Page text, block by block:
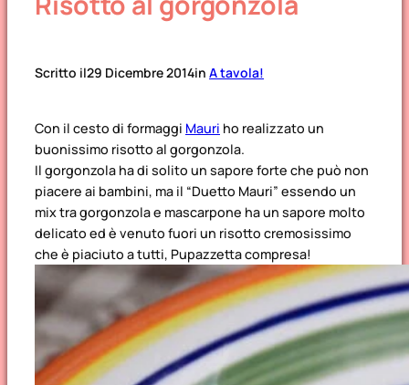
Scritto il29 Dicembre 2014in A tavola!
Con il cesto di formaggi Mauri ho realizzato un
buonissimo risotto al gorgonzola.
Il gorgonzola ha di solito un sapore forte che può non
piacere ai bambini, ma il “Duetto Mauri” essendo un
mix tra gorgonzola e mascarpone ha un sapore molto
delicato ed è venuto fuori un risotto cremosissimo
che è piaciuto a tutti, Pupazzetta compresa!